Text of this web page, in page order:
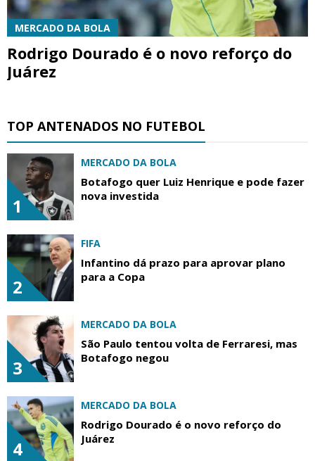
MERCADO DA BOLA
Rodrigo Dourado é o novo reforço do
Juárez
TOP ANTENADOS NO FUTEBOL
1
MERCADO DA BOLA
Botafogo quer Luiz Henrique e pode fazer
nova investida
2
FIFA
Infantino dá prazo para aprovar plano
para a Copa
3
MERCADO DA BOLA
São Paulo tentou volta de Ferraresi, mas
Botafogo negou
4
MERCADO DA BOLA
Rodrigo Dourado é o novo reforço do
Juárez